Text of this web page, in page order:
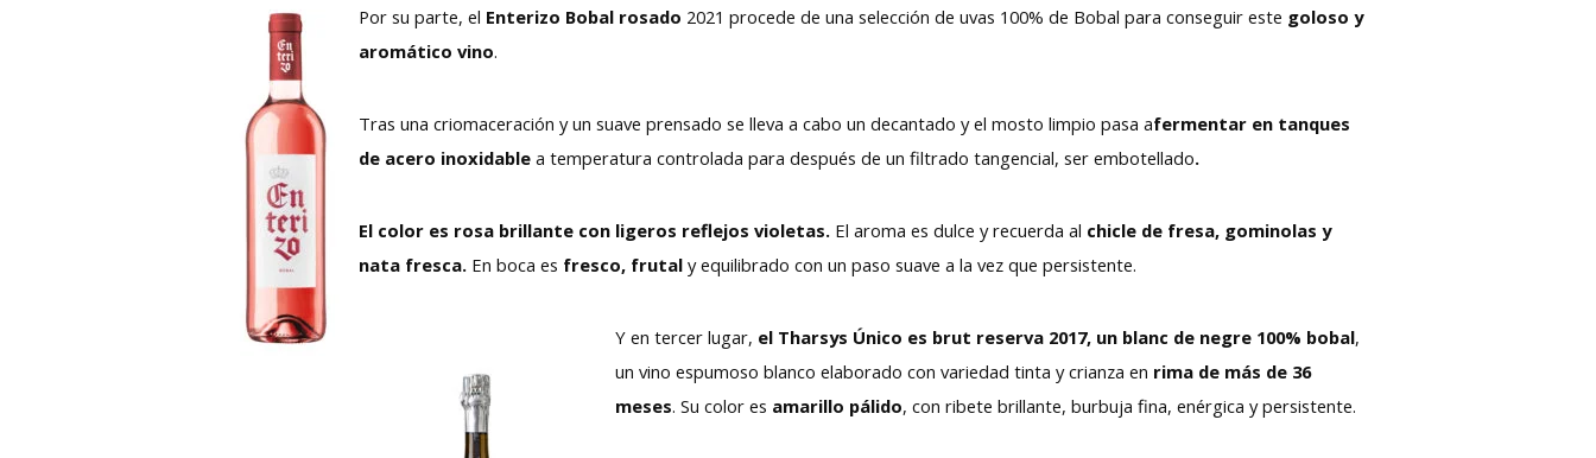
Por su parte, el Enterizo Bobal rosado 2021 procede de una selección de uvas 100% de Bobal para conseguir este goloso y
aromático vino.
Tras una criomaceración y un suave prensado se lleva a cabo un decantado y el mosto limpio pasa afermentar en tanques
de acero inoxidablea temperatura controlada para después de un filtrado tangencial, ser embotellado.
El color es rosa brillante con ligeros reflejos violetas. El aroma es dulce y recuerda al chicle de fresa, gominolas y
nata fresca. En boca es fresco, frutal y equilibrado con un paso suave a la vez que persistente.
Y en tercer lugar, el Tharsys Único es brut reserva 2017, un blanc de negre 100% bobal,
un vino espumoso blanco elaborado con variedad tinta y crianza en rima de más de 36
meses. Su color es amarillo pálido, con ribete brillante, burbuja fina, enérgica y persistente.